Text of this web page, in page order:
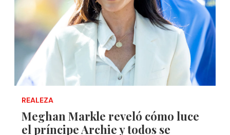
REALEZA
Meghan Markle reveló cómo luce
el príncipe Archie y todos se